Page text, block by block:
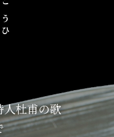
こうひ
人杜甫の歌